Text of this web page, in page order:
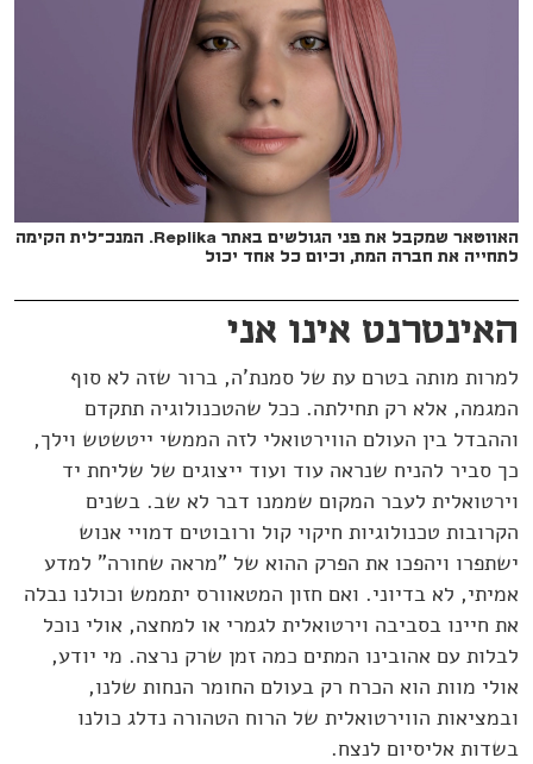
האווטאר שמקבל את פני הגולשים באתר Replika. המנכ"לית הקימה
לתחייה את חברה המת, וכיום כל אחד יכול
האינטרנט אינו אני
למרות מותה בטרם עת של סמנת'ה, ברור שזה לא סוף
המגמה, אלא רק תחילתה. ככל שהטכנולוגיה תתקדם
וההבדל בין העולם הווירטואלי לזה הממשי ייטשטש וילך,
כך סביר להניח שנראה עוד ועוד ייצוגים של שליחת יד
וירטואלית לעבר המקום שממנו דבר לא שב. בשנים
הקרובות טכנולוגיות חיקוי קול ורובוטים דמויי אנוש
ישתפרו ויהפכו את הפרק ההוא של "מראה שחורה" למדע
אמיתי, לא בדיוני. ואם חזון המטאוורס יתממש וכולנו נבלה
את חיינו בסביבה וירטואלית לגמרי או למחצה, אולי נוכל
לבלות עם אהובינו המתים כמה זמן שרק נרצה. מי יודע,
אולי מוות הוא הכרח רק בעולם החומר הנחות שלנו,
ובמציאות הווירטואלית של הרוח הטהורה נדלג כולנו
בשדות אליסיום לנצח.